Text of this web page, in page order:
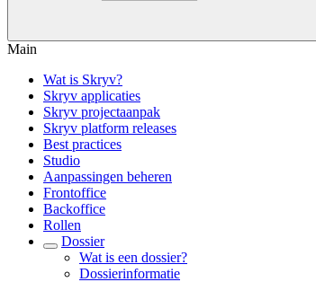
Main
Wat is Skryv?
Skryv applicaties
Skryv projectaanpak
Skryv platform releases
Best practices
Studio
Aanpassingen beheren
Frontoffice
Backoffice
Rollen
Dossier
Wat is een dossier?
Dossierinformatie